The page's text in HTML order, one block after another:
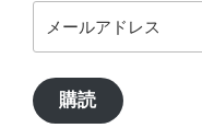
ー
ア
ド
購読